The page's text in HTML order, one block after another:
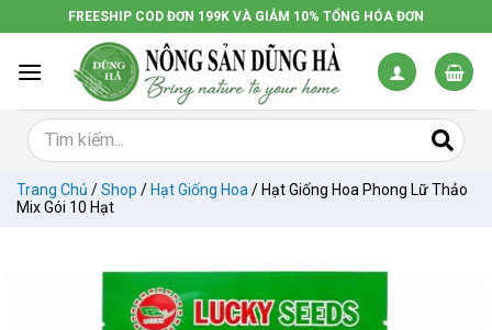
đến
dung
FREESHIP COD ĐƠN 199K VÀ GIẢM 10% TỔNG HÓA ĐƠN
Trang Chủ /Shop / Hạt Giống Hoa / Hạt Giống Hoa Phong Lữ Thảo
Mix Gói 10 Hạt